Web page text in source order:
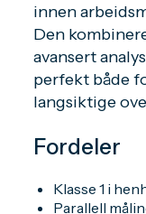
innen
Den
avansert
perfekt både
langsiktige
Fordeler
Klasse 1 i
Parallell